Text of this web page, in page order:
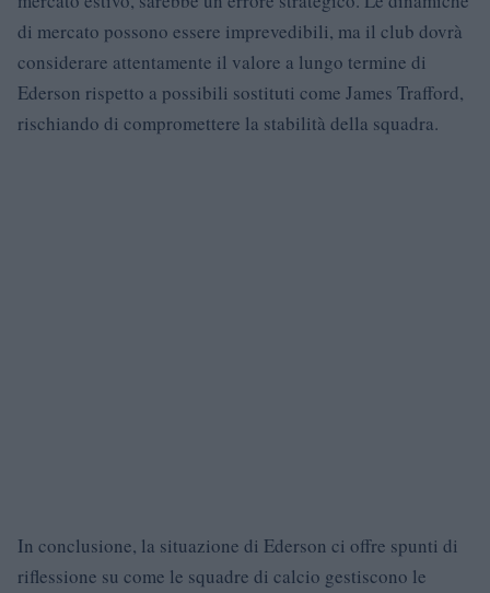
di mercato possono essere imprevedibili, ma il club dovrà
considerare attentamente il valore a lungo termine di
Ederson rispetto a possibili sostituti come James Trafford,
rischiando di compromettere la stabilità della squadra.
In conclusione, la situazione di Ederson ci offre spunti di
riflessione su come le squadre di calcio gestiscono le